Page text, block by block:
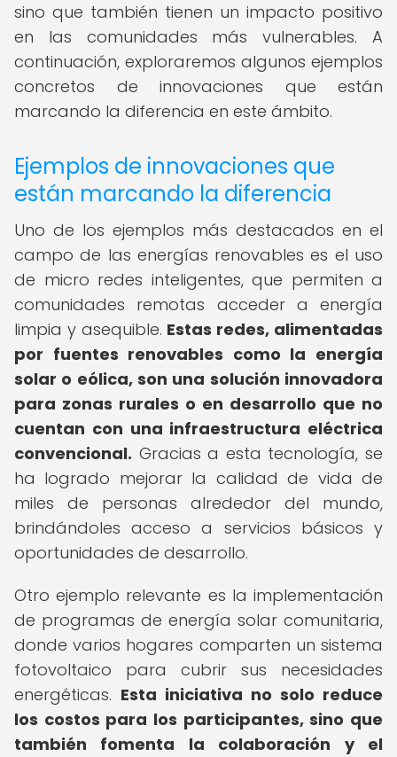
sino que también tienen un impacto positivo
en las comunidades más vulnerables. A
continuación, exploraremos algunos ejemplos
concretos de innovaciones que están
marcando la diferencia en este ámbito.
Ejemplos de innovaciones que
están marcando la diferencia
Uno de los ejemplos más destacados en el
campo de las energías renovables es el uso
de micro redes inteligentes, que permiten a
comunidades remotas acceder a energía
limpia y asequible. Estas redes, alimentadas
por fuentes renovables como la energía
solar o eólica, son una solución innovadora
para zonas rurales o en desarrollo que no
cuentan con una infraestructura eléctrica
convencional. Gracias a esta tecnología, se
ha logrado mejorar la calidad de vida de
miles de personas alrededor del mundo,
brindándoles acceso a servicios básicos y
oportunidades de desarrollo.
Otro ejemplo relevante es la implementación
de programas de energía solar comunitaria,
donde varios hogares comparten un sistema
fotovoltaico para cubrir sus necesidades
energéticas. Esta iniciativa no solo reduce
los costos para los participantes, sino que
también fomenta la colaboración y el